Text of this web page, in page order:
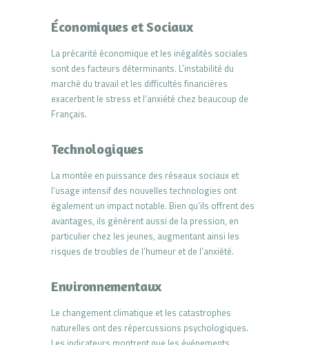
Économiques et Sociaux
La précarité économique et les inégalités sociales
sont des facteurs déterminants. L’instabilité du
marché du travail et les difficultés financières
exacerbent le stress et l’anxiété chez beaucoup de
Français.
Technologiques
La montée en puissance des réseaux sociaux et
l’usage intensif des nouvelles technologies ont
également un impact notable. Bien qu’ils offrent des
avantages, ils génèrent aussi de la pression, en
particulier chez les jeunes, augmentant ainsi les
risques de troubles de l’humeur et de l’anxiété.
Environnementaux
Le changement climatique et les catastrophes
naturelles ont des répercussions psychologiques.